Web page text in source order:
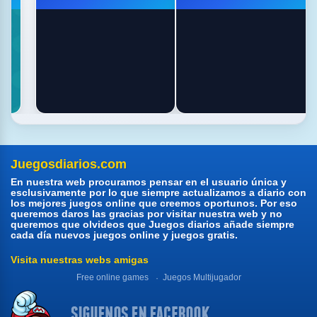
Juegosdiarios.com
En nuestra web procuramos pensar en el usuario única y
esclusivamente por lo que siempre actualizamos a diario con
los mejores juegos online que creemos oportunos. Por eso
queremos daros las gracias por visitar nuestra web y no
queremos que olvideos que Juegos diarios añade siempre
cada día nuevos juegos online y juegos gratis.
Visita nuestras webs amigas
Free online games Juegos Multijugador